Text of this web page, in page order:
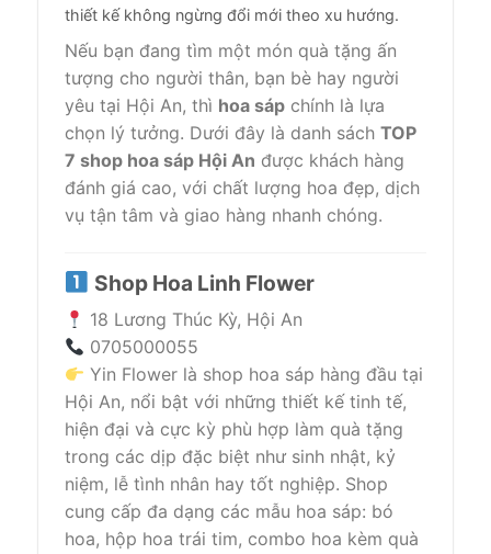
thiết kế không ngừng đổi mới theo xu hướng.
Nếu bạn đang tìm một món quà tặng ấn
tượng cho người thân, bạn bè hay người
yêu tại Hội An, thì hoa sáp chính là lựa
chọn lý tưởng. Dưới đây là danh sách TOP
7 shop hoa sáp Hội An được khách hàng
đánh giá cao, với chất lượng hoa đẹp, dịch
vụ tận tâm và giao hàng nhanh chóng.
Shop Hoa Linh Flower
18 Lương Thúc Kỳ, Hội An
0705000055
Yin Flower là shop hoa sáp hàng đầu tại
Hội An, nổi bật với những thiết kế tinh tế,
hiện đại và cực kỳ phù hợp làm quà tặng
trong các dịp đặc biệt như sinh nhật, kỷ
niệm, lễ tình nhân hay tốt nghiệp. Shop
cung cấp đa dạng các mẫu hoa sáp: bó
hoa, hộp hoa trái tim, combo hoa kèm quà